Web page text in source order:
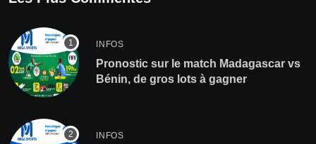
INFOS
Pronostic sur le match Madagascar vs
Bénin, de gros lots à gagner
INFOS